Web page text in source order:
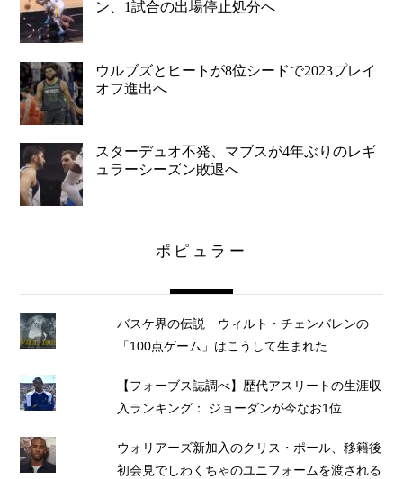
ン、1試合の出場停止処分へ
ウルブズとヒートが8位シードで2023プレイ
オフ進出へ
スターデュオ不発、マブスが4年ぶりのレギ
ュラーシーズン敗退へ
ポピュラー
バスケ界の伝説 ウィルト・チェンバレンの
「100点ゲーム」はこうして生まれた
【フォーブス誌調べ】歴代アスリートの生涯収
入ランキング： ジョーダンが今なお1位
ウォリアーズ新加入のクリス・ポール、移籍後
初会見でしわくちゃのユニフォームを渡される